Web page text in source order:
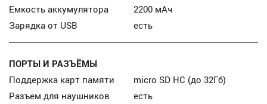
Емкость аккумулятора
2200 мАч
Зарядка от USB
есть
ПОРТЫ И РАЗЪЁМЫ
Поддержка карт памяти
micro SD HC (до 32Гб)
Разъем для наушников
есть